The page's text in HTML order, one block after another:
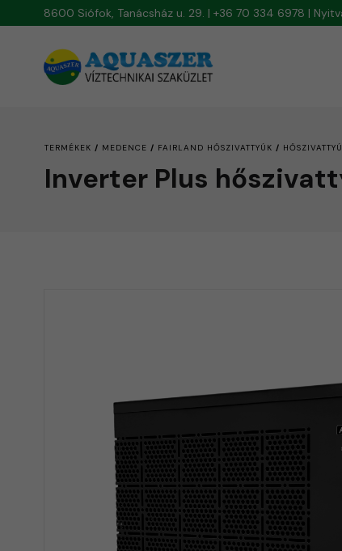
8600 Siófok, Tanácsház u. 29. | +36 70 334 6978 |
TERMÉKEK / MEDENCE / FAIRLAND HŐSZIVATTYÚK /
Inverter Plus